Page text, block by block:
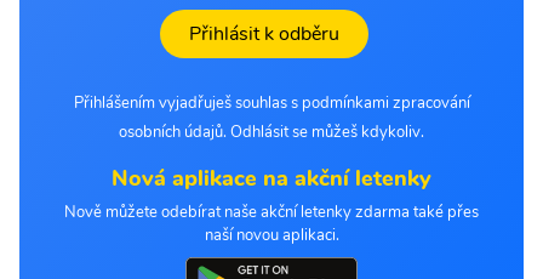
Přihlásit k odběru
Přihlášením vyjadřuješ souhlas s podmínkami zpracování
osobních údajů. Odhlásit se můžeš kdykoliv.
Nová aplikace na akční letenky
Nově můžete odebírat naše akční letenky zdarma také přes
naší novou aplikaci.